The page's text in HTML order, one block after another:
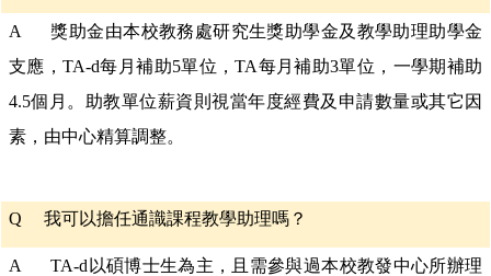
A 獎助金由本校教務處研究生獎助學金及教學助理助學金
支應，TA-d每月補助5單位，TA每月補助3單位，一學期補助
4.5個月。助教單位薪資則視當年度經費及申請數量或其它因
素，由中心精算調整。
Q 我可以擔任通識課程教學助理嗎？
A TA-d以碩博士生為主，且需參與過本校教發中心所辦理